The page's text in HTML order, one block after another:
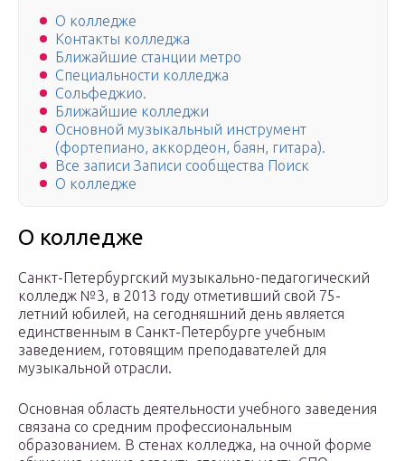
О колледже
Контакты колледжа
Ближайшие станции метро
Специальности колледжа
Сольфеджио.
Ближайшие колледжи
Основной музыкальный инструмент
(фортепиано, аккордеон, баян, гитара).
Все записи Записи сообщества Поиск
О колледже
О колледже
Санкт-Петербургский музыкально-педагогический
колледж №3, в 2013 году отметивший свой 75-
летний юбилей, на сегодняшний день является
единственным в Санкт-Петербурге учебным
заведением, готовящим преподавателей для
музыкальной отрасли.
Основная область деятельности учебного заведения
связана со средним профессиональным
образованием. В стенах колледжа, на очной форме